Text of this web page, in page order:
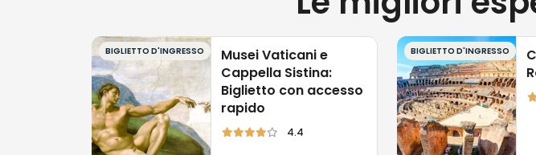
BIGLIETTO D'INGRESSO
Musei Vaticani e
Cappella Sistina:
Biglietto con accesso
rapido
4.4
BIGLIETTO D'INGRESSO